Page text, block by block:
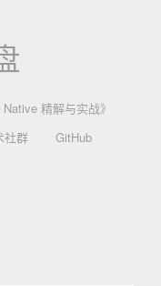
Native 精解与实战》
社群
GitHub